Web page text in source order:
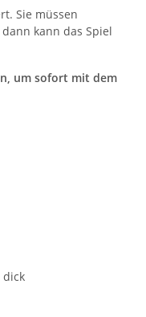
Sie müssen
kann das Spiel
um sofort mit dem
dick